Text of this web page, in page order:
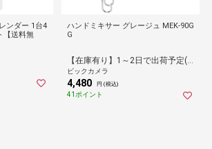
ンダー 1台4
【送料無
ハンドミキサー グレージュ MEK-90G
G
【在庫有り】1～2日で出荷予定(日付指定可)
ビックカメラ
4,480 円 (税込)
41ポイント